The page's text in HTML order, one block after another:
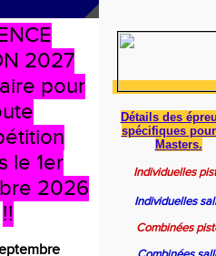
2027
pour
le 1er
2026
!!
Détails des
spécifiques
Masters.
Individuelles
Individuelles
Combinées